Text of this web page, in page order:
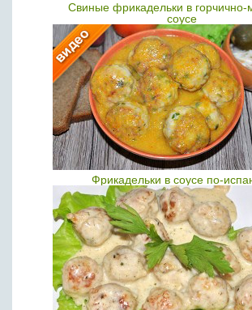
Свиные фрикадельки в
соусе
Фрикадельки в соусе по-